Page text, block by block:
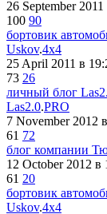
26 September 2011
100 90
бортовик
Uskov.4x4
25 April 2011 в
73 26
личный блог
Las2.0.PRO
7 November 2012
61 72
блог компании
12 October 2012 в
61 20
бортовик
Uskov.4x4